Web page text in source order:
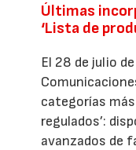
Últimas
‘Lista de
El 28 de julio
categorías
regulados’:
avanzados de